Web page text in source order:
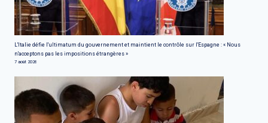
L'Italie défie l'ultimatum du gouvernement et maintient le contrôle sur l'Espagne : « Nous
n'acceptons pas les impositions étrangères »
7 août 2026